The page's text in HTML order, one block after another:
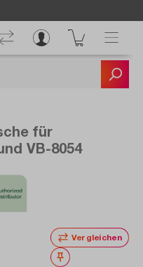
für
VB-8054
Vergleichen
Merken